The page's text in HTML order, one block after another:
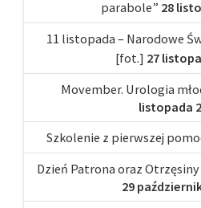
parabole” 28
11 listopada – Narodowe
[fot.] 27
Movember. Urologia
listopada
Szkolenie z pierwszej
Dzień Patrona oraz
29